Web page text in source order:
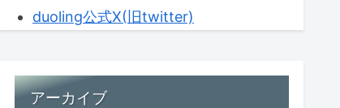
duoling公式X(旧twitter)
アーカイブ